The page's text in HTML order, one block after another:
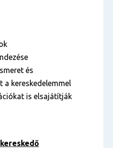
és
a kereskedelemmel
is elsajátítják